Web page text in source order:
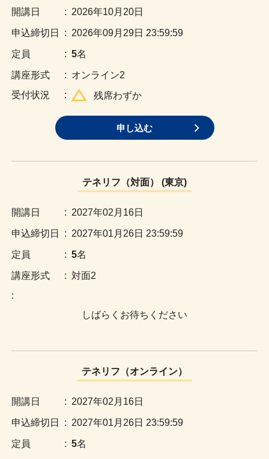
: 2026年10月20日
: 2026年09月29日 23:59:59
: 5名
: オンライン2
:
残席わずか
申し込む
テネリフ（対面） (東京)
: 2027年02月16日
: 2027年01月26日 23:59:59
: 5名
: 対面2
:
しばらくお待ちください
テネリフ（オンライン）
: 2027年02月16日
: 2027年01月26日 23:59:59
: 5名